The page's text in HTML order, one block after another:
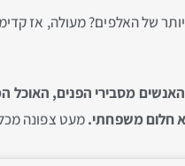
ביותר של האלפים? מעולה,
מסבירי הפנים,
חלום משפחתי.מעט צפונה